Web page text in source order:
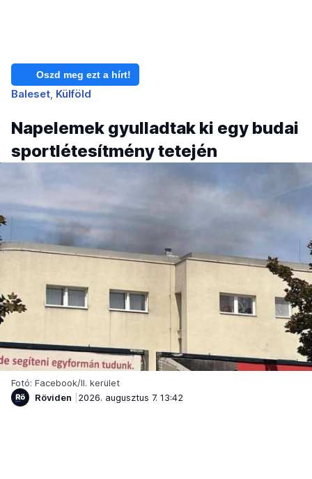
Oszd meg ezt a hírt!
Baleset Külföld
Napelemek gyulladtak ki egy budai
sportlétesítmény tetején
Fotó: Facebook/II. kerület
Röviden
2026. augusztus 7. 13:42